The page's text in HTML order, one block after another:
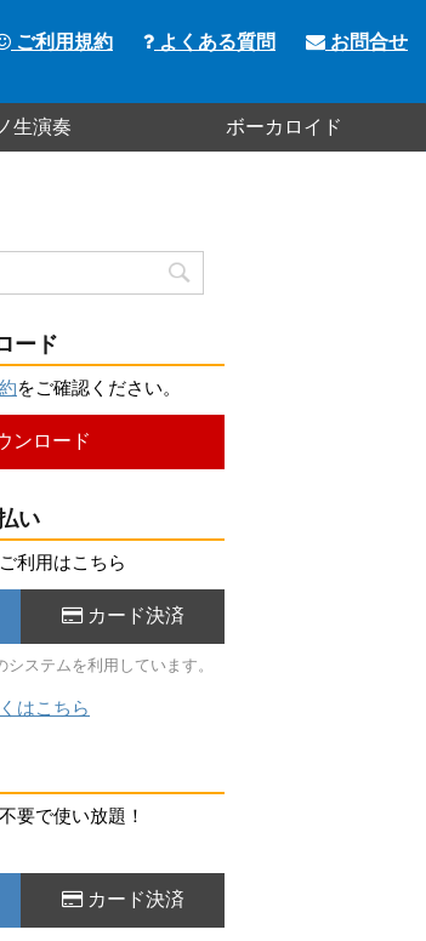
生演奏 ボーカロイド
ご利用規約 よくある質問 お問合せ
ード
をご確認ください。
ンロード
い
利用はこちら
カード決済
システムを利用しています。
はこちら
要で使い放題！
カード決済